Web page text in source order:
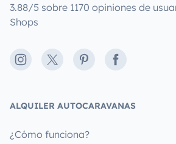
3.88/5 sobre 1170 opiniones de
Shops
Instagram
X PinterestFacebook
ALQUILER AUTOCARAVANAS
¿Cómo funciona?